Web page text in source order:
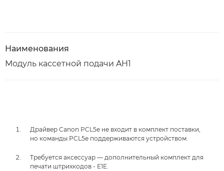
Наименования
Модуль кассетной подачи AH1
Драйвер Canon PCL5e не входит в комплект поставки,
но команды PCL5e поддерживаются устройством.
Требуется аксессуар — дополнительный комплект для
печати штрихкодов - E1E.